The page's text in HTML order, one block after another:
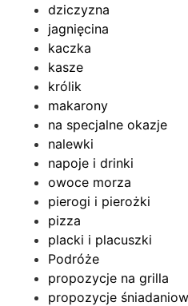
dziczyzna
jagnięcina
kaczka
kasze
królik
makarony
na specjalne okazje
nalewki
napoje i drinki
owoce morza
pierogi i pierożki
pizza
placki i placuszki
Podróże
propozycje na grilla
propozycje